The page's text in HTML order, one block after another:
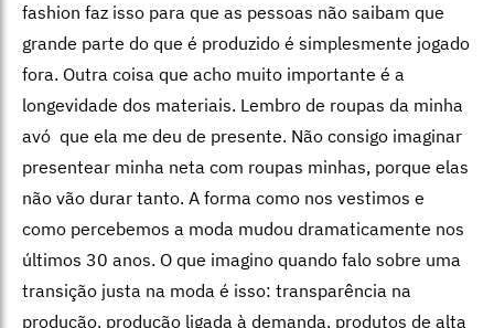
fashion faz isso para que as pessoas não saibam que
grande parte do que é produzido é simplesmente jogado
fora. Outra coisa que acho muito importante é a
longevidade dos materiais. Lembro de roupas da minha
avó que ela me deu de presente. Não consigo imaginar
presentear minha neta com roupas minhas, porque elas
não vão durar tanto. A forma como nos vestimos e
como percebemos a moda mudou dramaticamente nos
últimos 30 anos. O que imagino quando falo sobre uma
transição justa na moda é isso: transparência na
produção, produção ligada à demanda, produtos de alta